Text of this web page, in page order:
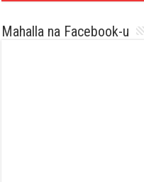
Mahalla na Facebook-u